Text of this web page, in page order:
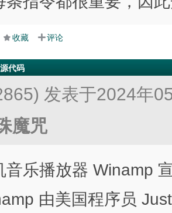
收藏 评论
代码
发表于2024年
魔咒
音乐播放器 Winamp
由美国程序员